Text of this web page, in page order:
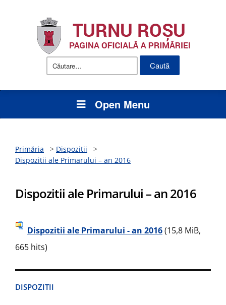
Caută
Open Menu
Primăria > Dispozitii
>
Dispozitii ale Primarului – an 2016
Dispozitii ale Primarului – an 2016
Dispozitii ale Primarului - an 2016(15,8 MiB,
665 hits)
DISPOZITII